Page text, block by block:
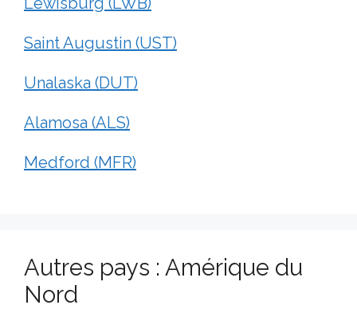
Saint Augustin (UST)
Unalaska (DUT)
Alamosa (ALS)
Medford (MFR)
Autres pays : Amérique du
Nord